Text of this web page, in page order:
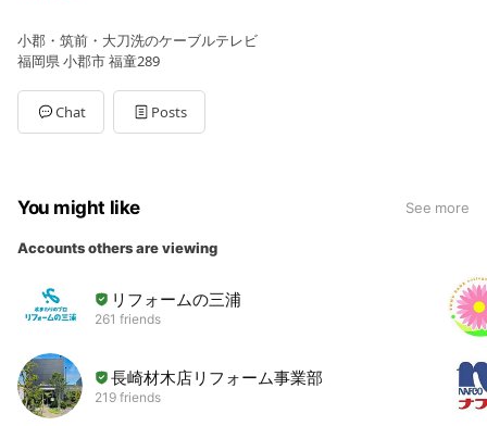
小郡・筑前・大刀洗のケーブルテレビ
福岡県 小郡市 福童289
Chat Posts
You might like See more
Accounts others are viewing
リフォームの三浦
261 friends
長崎材木店リフォーム事業部
219 friends